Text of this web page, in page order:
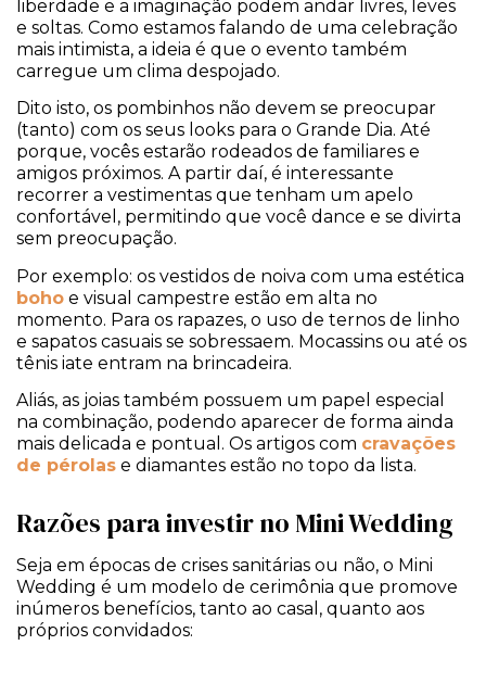
liberdade e a imaginação podem andar livres, leves
e soltas. Como estamos falando de uma celebração
mais intimista, a ideia é que o evento também
carregue um clima despojado.
Dito isto, os pombinhos não devem se preocupar
(tanto) com os seus looks para o Grande Dia. Até
porque, vocês estarão rodeados de familiares e
amigos próximos. A partir daí, é interessante
recorrer a vestimentas que tenham um apelo
confortável, permitindo que você dance e se divirta
sem preocupação.
Por exemplo: os vestidos de noiva com uma estética
boho e visual campestre estão em alta no
momento. Para os rapazes, o uso de ternos de linho
e sapatos casuais se sobressaem. Mocassins ou até os
tênis iate entram na brincadeira.
Aliás, as joias também possuem um papel especial
na combinação, podendo aparecer de forma ainda
mais delicada e pontual. Os artigos com cravações
de pérolas e diamantes estão no topo da lista.
Razões para investir no Mini Wedding
Seja em épocas de crises sanitárias ou não, o Mini
Wedding é um modelo de cerimônia que promove
inúmeros benefícios, tanto ao casal, quanto aos
próprios convidados: